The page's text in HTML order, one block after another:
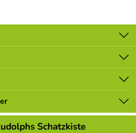
Schatzkiste